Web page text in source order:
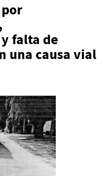
falta de
una causa vial